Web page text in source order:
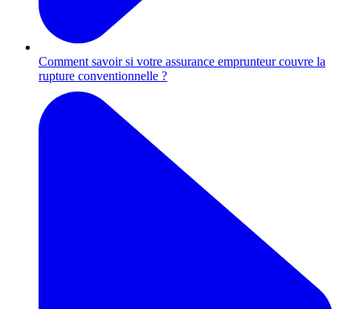
Comment savoir si votre assurance emprunteur couvre la
rupture conventionnelle ?